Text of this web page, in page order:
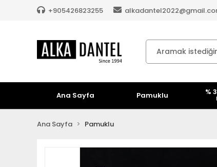
+905426823255
Ana Sayfa Pamuklu %
Ana Sayfa Pamuklu